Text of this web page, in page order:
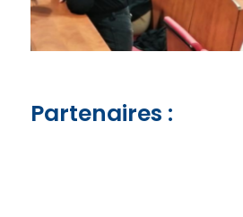
Partenaires :